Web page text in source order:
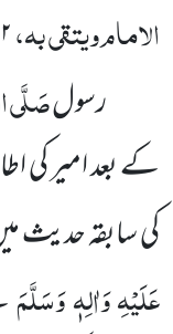
الامام ویتقی بہ،۲ / ۲۹۷
رسولصَلَّی
کے بعد امیر کی
کی سابقہ حدیث
عَلَیْہِ وَاٰلِہٖ وَسَلَّمَ